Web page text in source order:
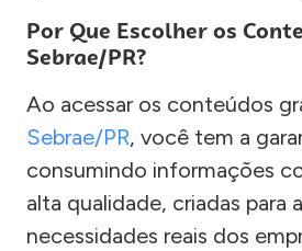
Por Que Escolher os
Sebrae/PR?
Ao acessar os conteúdos
Sebrae/PR, você tem a
consumindo informações
alta qualidade, criadas para
necessidades reais dos